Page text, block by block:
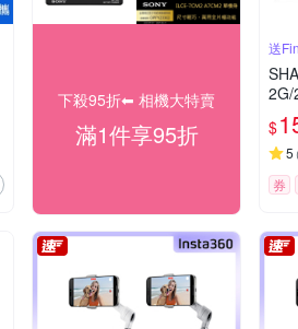
下殺95折⬅︎ 相機大特賣
滿1件享95折
送
2G/
手機
$
5 (
券